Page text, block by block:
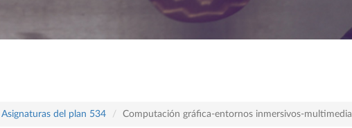
Asignaturas del plan 534 Computación gráfica-entornos inmersivos-multimedia